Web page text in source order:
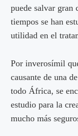
puede salvar gran
tiempos se han
utilidad en el
Por inverosímil
causante de una
todo África, se
estudio para la
mucho más